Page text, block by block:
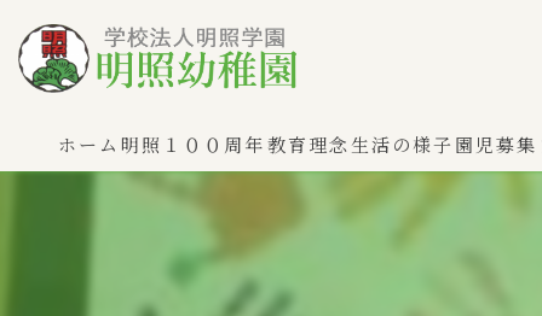
ホーム 明照１００周年教育理念生活の様子 園児募集